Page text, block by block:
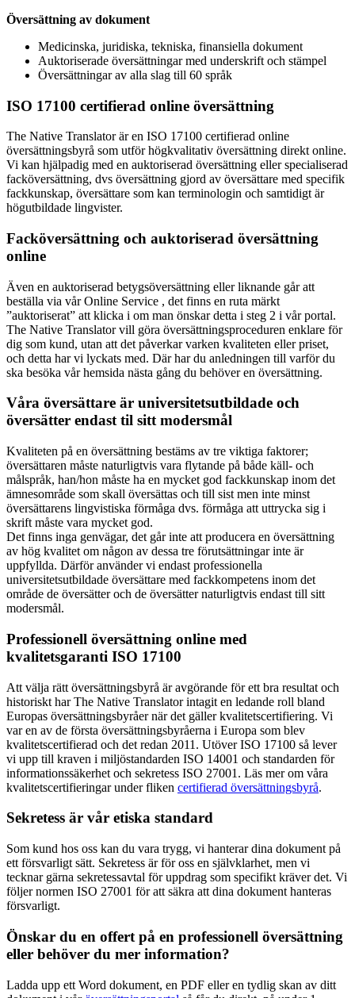
Översättning av dokument
Medicinska, juridiska, tekniska, finansiella dokument
Auktoriserade översättningar med underskrift och stämpel
Översättningar av alla slag till 60 språk
ISO 17100 certifierad online översättning
The Native Translator är en ISO 17100 certifierad online
översättningsbyrå som utför högkvalitativ översättning direkt online.
Vi kan hjälpadig med en auktoriserad översättning eller specialiserad
facköversättning, dvs översättning gjord av översättare med specifik
fackkunskap, översättare som kan terminologin och samtidigt är
högutbildade lingvister.
Facköversättning och auktoriserad översättning
online
Även en auktoriserad betygsöversättning eller liknande går att
beställa via vår Online Service , det finns en ruta märkt
”auktoriserat” att klicka i om man önskar detta i steg 2 i vår portal.
The Native Translator vill göra översättningsproceduren enklare för
dig som kund, utan att det påverkar varken kvaliteten eller priset,
och detta har vi lyckats med. Där har du anledningen till varför du
ska besöka vår hemsida nästa gång du behöver en översättning.
Våra översättare är universitetsutbildade och
översätter endast til sitt modersmål
Kvaliteten på en översättning bestäms av tre viktiga faktorer;
översättaren måste naturligtvis vara flytande på både käll- och
målspråk, han/hon måste ha en mycket god fackkunskap inom det
ämnesområde som skall översättas och till sist men inte minst
översättarens lingvistiska förmåga dvs. förmåga att uttrycka sig i
skrift måste vara mycket god.
Det finns inga genvägar, det går inte att producera en översättning
av hög kvalitet om någon av dessa tre förutsättningar inte är
uppfyllda. Därför använder vi endast professionella
universitetsutbildade översättare med fackkompetens inom det
område de översätter och de översätter naturligtvis endast till sitt
modersmål.
Professionell översättning online med
kvalitetsgaranti ISO 17100
Att välja rätt översättningsbyrå är avgörande för ett bra resultat och
historiskt har The Native Translator intagit en ledande roll bland
Europas översättningsbyråer när det gäller kvalitetscertifiering. Vi
var en av de första översättningsbyråerna i Europa som blev
kvalitetscertifierad och det redan 2011. Utöver ISO 17100 så lever
vi upp till kraven i miljöstandarden ISO 14001 och standarden för
informationssäkerhet och sekretess ISO 27001. Läs mer om våra
kvalitetscertifieringar under fliken certifierad översättningsbyrå.
Sekretess är vår etiska standard
Som kund hos oss kan du vara trygg, vi hanterar dina dokument på
ett försvarligt sätt. Sekretess är för oss en självklarhet, men vi
tecknar gärna sekretessavtal för uppdrag som specifikt kräver det. Vi
följer normen ISO 27001 för att säkra att dina dokument hanteras
försvarligt.
Önskar du en offert på en professionell översättning
eller behöver du mer information?
Ladda upp ett Word dokument, en PDF eller en tydlig skan av ditt